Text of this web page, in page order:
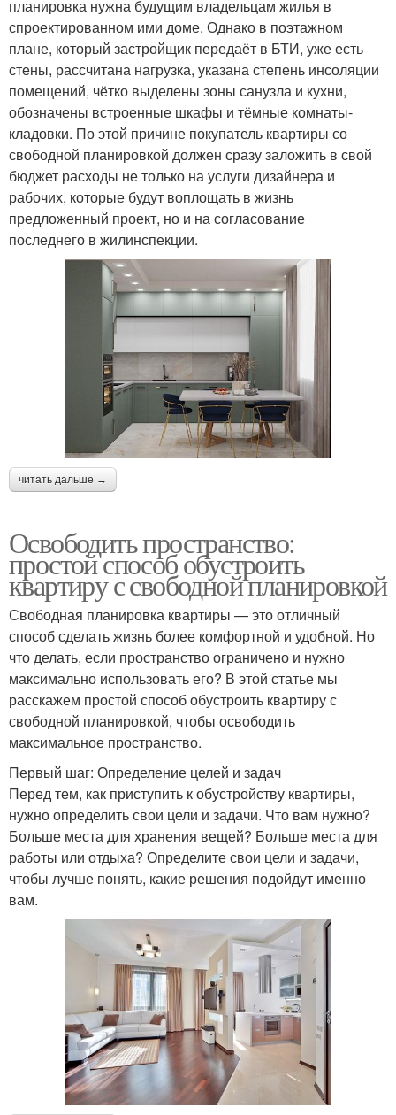
планировка нужна будущим владельцам жилья в
спроектированном ими доме. Однако в поэтажном
плане, который застройщик передаёт в БТИ, уже есть
стены, рассчитана нагрузка, указана степень инсоляции
помещений, чётко выделены зоны санузла и кухни,
обозначены встроенные шкафы и тёмные комнаты-
кладовки. По этой причине покупатель квартиры со
свободной планировкой должен сразу заложить в свой
бюджет расходы не только на услуги дизайнера и
рабочих, которые будут воплощать в жизнь
предложенный проект, но и на согласование
последнего в жилинспекции.
читать дальше →
Освободить пространство:
простой способ обустроить
квартиру с свободной планировкой
Свободная планировка квартиры — это отличный
способ сделать жизнь более комфортной и удобной. Но
что делать, если пространство ограничено и нужно
максимально использовать его? В этой статье мы
расскажем простой способ обустроить квартиру с
свободной планировкой, чтобы освободить
максимальное пространство.
Первый шаг: Определение целей и задач
Перед тем, как приступить к обустройству квартиры,
нужно определить свои цели и задачи. Что вам нужно?
Больше места для хранения вещей? Больше места для
работы или отдыха? Определите свои цели и задачи,
чтобы лучше понять, какие решения подойдут именно
вам.